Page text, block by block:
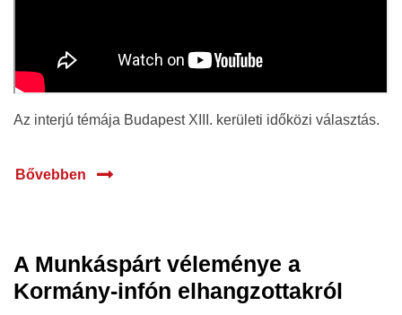
Az interjú témája Budapest XIII. kerületi időközi választás.
Bővebben
15 jan.
2020
A Munkáspárt véleménye a
Kormány-infón elhangzottakról